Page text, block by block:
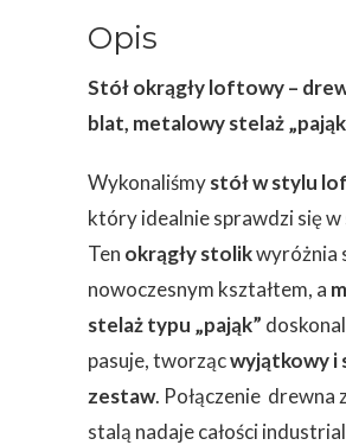
Opis
Stół okrągły loftowy –
blat, metalowy stelaż
Wykonaliśmystół w stylu
który idealnie sprawdzi się w
Ten okrągły stolikwyróżnia
nowoczesnym kształtem, a
stelaż typu „pająk”
pasuje, tworzącwyjątkowy i
zestaw. Połączenie drewna
stalą nadaje całości